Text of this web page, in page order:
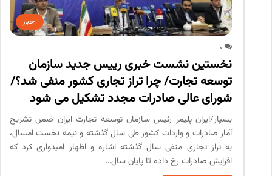
اخبار
0
نخستین نشست خبری رییس جدید سازمان
توسعه تجارت/ چرا تراز تجاری کشور منفی شد؟/
شورای عالی صادرات مجدد تشکیل می شود
بسپار/ایران پلیمر رئیس سازمان توسعه‌ تجارت ایران ضمن تشریح
آمار صادرات و واردات کشور طی سال گذشته و نیمه نخست امسال،
به تراز تجاری‌ منفی سال گذشته اشاره و اظهار امیدواری کرد که
افزایش صادرات رخ داده تا پایان سال…